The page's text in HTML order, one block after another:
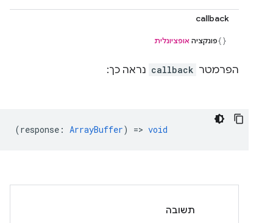
callback
פונקציה אופציונלית
הפרמטר callback נראה כך:
(response : ArrayBuffer) => void
תשובה